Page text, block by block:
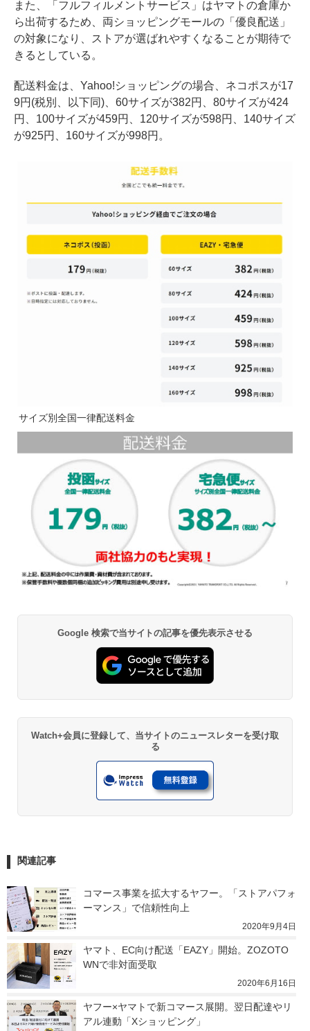
また、「フルフィルメントサービス」はヤマトの倉庫か
ら出荷するため、両ショッピングモールの「優良配送」
の対象になり、ストアが選ばれやすくなることが期待で
きるとしている。
配送料金は、Yahoo!ショッピングの場合、ネコポスが17
9円(税別、以下同)、60サイズが382円、80サイズが424
円、100サイズが459円、120サイズが598円、140サイズ
が925円、160サイズが998円。
サイズ別全国一律配送料金
Google 検索で当サイトの記事を優先表示させる
Watch+会員に登録して、当サイトのニュースレターを受け取
る
関連記事
コマース事業を拡大するヤフー。「ストアパフォ
ーマンス」で信頼性向上
2020年9月4日
ヤマト、EC向け配送「EAZY」開始。ZOZOTO
WNで非対面受取
2020年6月16日
ヤフー×ヤマトで新コマース展開。翌日配達やリ
アル連動「Xショッピング」